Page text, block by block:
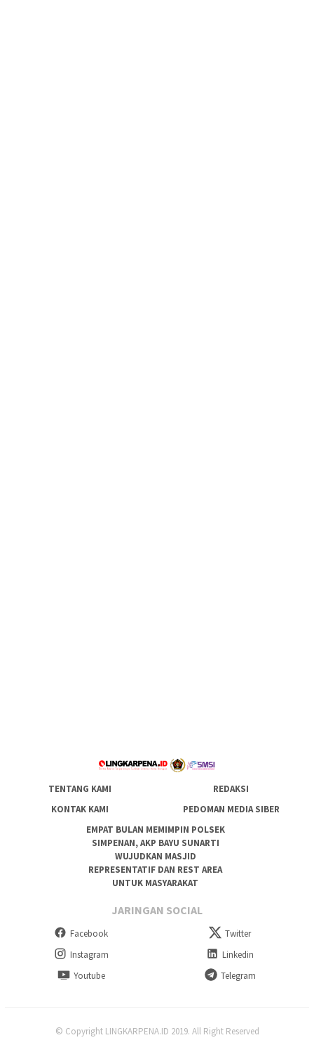
TENTANG KAMI
REDAKSI
KONTAK KAMI
PEDOMAN MEDIA SIBER
EMPAT BULAN MEMIMPIN POLSEK
SIMPENAN, AKP BAYU SUNARTI
WUJUDKAN MASJID
REPRESENTATIF DAN REST AREA
UNTUK MASYARAKAT
JARINGAN SOCIAL
Facebook
Twitter
Instagram
Linkedin
Youtube
Telegram
© Copyright LINGKARPENA.ID 2019. All Right Reserved